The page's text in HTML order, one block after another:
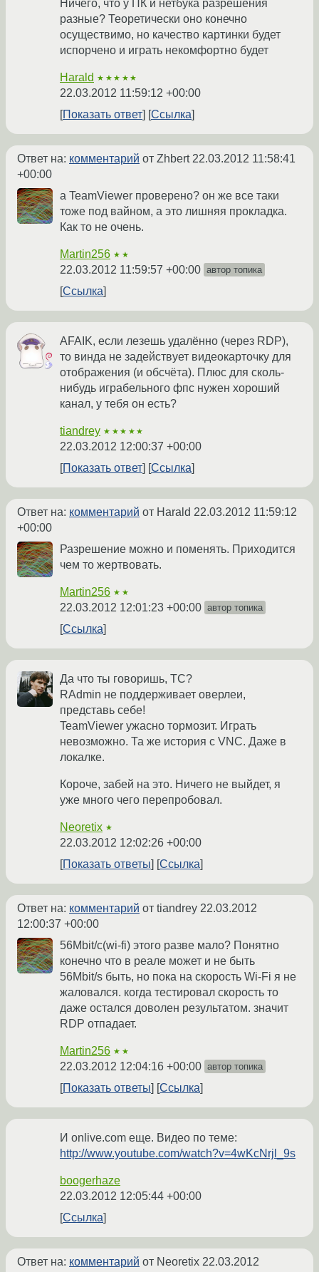
Ничего, что у ПК и нетбука разрешения
разные? Теоретически оно конечно
осуществимо, но качество картинки будет
испорчено и играть некомфортно будет
Harald ★★★★★
22.03.2012 11:59:12 +00:00
Показать ответ
Ссылка
Ответ на: комментарий от Zhbert22.03.2012 11:58:41
+00:00
а TeamViewer проверено? он же все таки
тоже под вайном, а это лишняя прокладка.
Как то не очень.
Martin256 ★★
22.03.2012 11:59:57 +00:00 автор топика
Ссылка
AFAIK, если лезешь удалённо (через RDP),
то винда не задействует видеокарточку для
отображения (и обсчёта). Плюс для сколь-
нибудь играбельного фпс нужен хороший
канал, у тебя он есть?
tiandrey ★★★★★
22.03.2012 12:00:37 +00:00
Показать ответ
Ссылка
Ответ на: комментарий от Harald 22.03.2012 11:59:12
+00:00
Разрешение можно и поменять. Приходится
чем то жертвовать.
Martin256 ★★
22.03.2012 12:01:23 +00:00 автор топика
Ссылка
Да что ты говоришь, ТС?
RAdmin не поддерживает оверлеи,
представь себе!
TeamViewer ужасно тормозит. Играть
невозможно. Та же история с VNC. Даже в
локалке.
Короче, забей на это. Ничего не выйдет, я
уже много чего перепробовал.
Neoretix ★
22.03.2012 12:02:26 +00:00
Показать ответы
Ссылка
Ответ на: комментарий от tiandrey 22.03.2012
12:00:37 +00:00
56Mbit/с(wi-fi) этого разве мало? Понятно
конечно что в реале может и не быть
56Mbit/s быть, но пока на скорость Wi-Fi я не
жаловался. когда тестировал скорость то
даже остался доволен результатом. значит
RDP отпадает.
Martin256 ★★
22.03.2012 12:04:16 +00:00 автор топика
Показать ответы Ссылка
И onlive.com еще. Видео по теме:
http://www.youtube.com/watch?v=4wKcNrjl_9s
boogerhaze
22.03.2012 12:05:44 +00:00
Ссылка
Ответ на: комментарий от Neoretix 22.03.2012